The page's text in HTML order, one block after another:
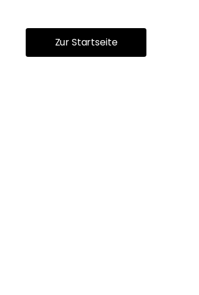
Zur Startseite